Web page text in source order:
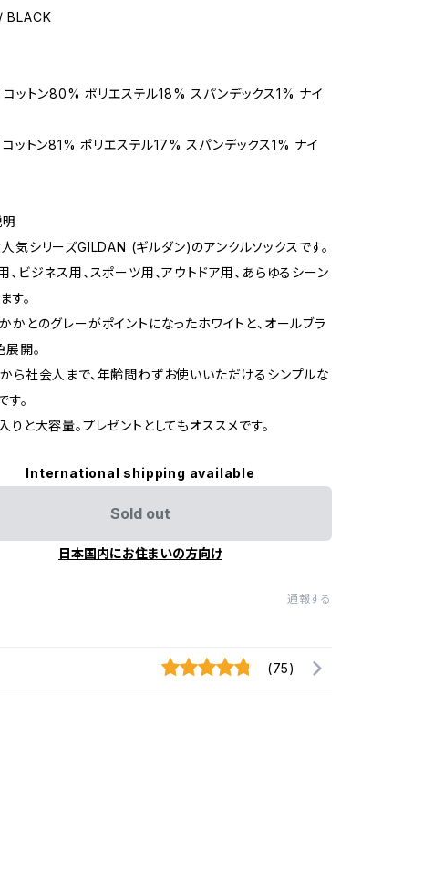
BLACK
コットン80% ポリエステル18% スパンデックス1% ナイ
コットン81% ポリエステル17% スパンデックス1% ナイ
気シリーズGILDAN (ギルダン)のアンクルソックスです。
、ビジネス用、スポーツ用、アウトドア用、あらゆるシーン
す。
かとのグレーがポイントになったホワイトと、オールブラ
開。
ら社会人まで、年齢問わずお使いいただけるシンプルな
す。
と大容量。プレゼントとしてもオススメです。
International shipping available
Sold out
日本国内にお住まいの方向け
通報する
(75)